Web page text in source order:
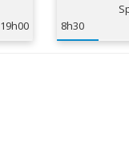
19h00
8h30